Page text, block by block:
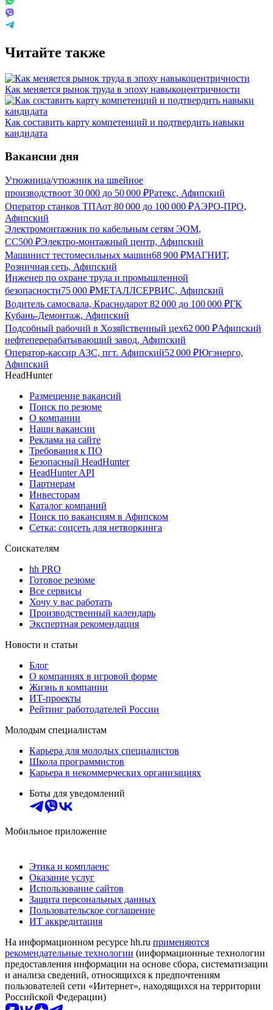
Читайте также
Как меняется рынок труда в эпоху навыкоцентричности
Как составить карту компетенций и подтвердить навыки
кандидата
Вакансии дня
Утюжница/утюжник на швейное
производствоот 30 000 до 50 000 ₽Ратекс, Афипский
Оператор станков ТПАот 80 000 до 100 000 ₽АЭРО-ПРО,
Афипский
Электромонтажник по кабельным сетям ЭОМ,
СС500 ₽Электро-монтажный центр, Афипский
Машинист тестомесильных машин68 900 ₽МАГНИТ,
Розничная сеть, Афипский
Инженер по охране труда и промышленной
безопасности75 000 ₽МЕТАЛЛСЕРВИС, Афипский
Водитель самосвала, Краснодарот 82 000 до 100 000 ₽ГК
Кубань-Демонтаж, Афипский
Подсобный рабочий в Хозяйственный цех62 000 ₽Афипский
нефтеперерабатывающий завод, Афипский
Оператор-кассир АЗС, пгт. Афипский52 000 ₽Югэнерго,
Афипский
HeadHunter
Размещение вакансий
Поиск по резюме
О компании
Наши вакансии
Реклама на сайте
Требования к ПО
Безопасный HeadHunter
HeadHunter API
Партнерам
Инвесторам
Каталог компаний
Поиск по вакансиям в Афипском
Сетка: соцсеть для нетворкинга
Соискателям
hh PRO
Готовое резюме
Все сервисы
Хочу у вас работать
Производственный календарь
Экспертная рекомендация
Новости и статьи
Блог
О компаниях в игровой форме
Жизнь в компании
ИТ-проекты
Рейтинг работодателей России
Молодым специалистам
Карьера для молодых специалистов
Школа программистов
Карьера в некоммерческих организациях
Боты для уведомлений
Мобильное приложение
Этика и комплаенс
Оказание услуг
Использование сайтов
Защита персональных данных
Пользовательское соглашение
ИТ аккредитация
На информационном ресурсе hh.ru применяются
рекомендательные технологии (информационные технологии
предоставления информации на основе сбора, систематизации
и анализа сведений, относящихся к предпочтениям
пользователей сети «Интернет», находящихся на территории
Российской Федерации)